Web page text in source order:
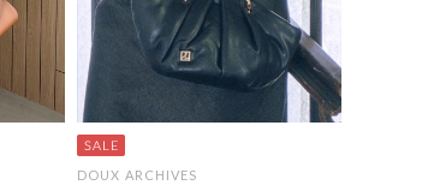
DOUX ARCHIVES